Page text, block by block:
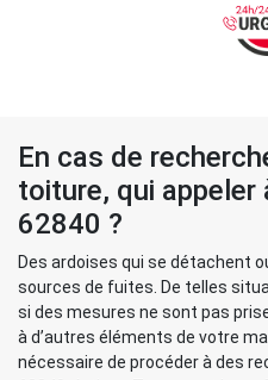
En cas de
toiture, qui appeler
62840 ?
Des ardoises qui se détachent
sources de fuites. De telles
si des mesures ne sont pas
à d’autres éléments de votre
nécessaire de procéder à des